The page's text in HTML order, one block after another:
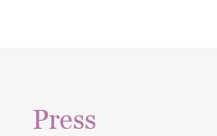
Press